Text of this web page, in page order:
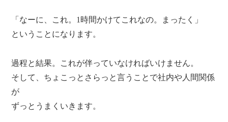
「なーに、これ。1時間かけてこれなの。まったく」
ということになります。
過程と結果。これが伴っていなければいけません。
そして、ちょこっとさらっと言うことで社内や人間関係
が
ずっとうまくいきます。